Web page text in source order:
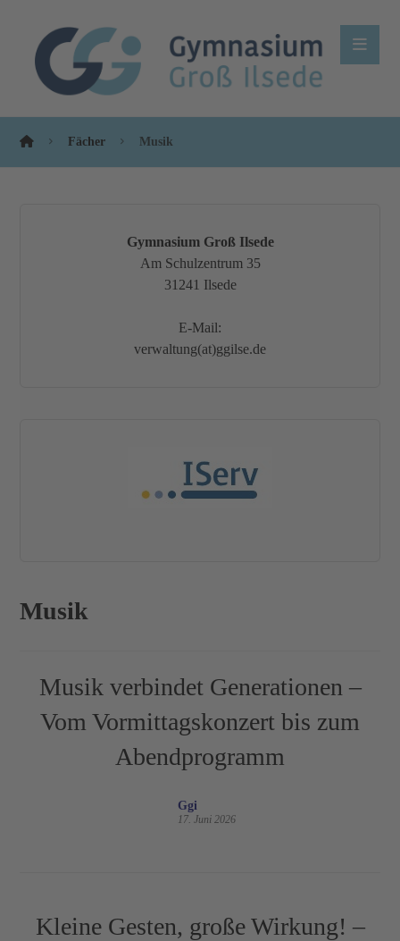
Fächer Musik
Gymnasium Groß Ilsede
Am Schulzentrum 35
31241 Ilsede
E-Mail:
verwaltung(at)ggilse.de
Musik
Musik verbindet Generationen –
Vom Vormittagskonzert bis zum
Abendprogramm
Ggi
17. Juni 2026
Kleine Gesten, große Wirkung! –